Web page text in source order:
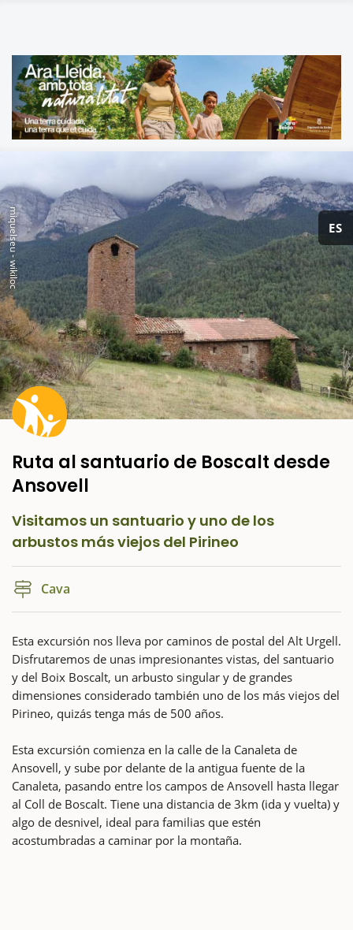
ES
Ruta al santuario de Boscalt desde
Ansovell
miquelseu - wikiloc
Visitamos un santuario y uno de los
arbustos más viejos del Pirineo
Cava
Esta excursión nos lleva por caminos de postal del Alt Urgell.
Disfrutaremos de unas impresionantes vistas, del santuario
y del Boix Boscalt, un arbusto singular y de grandes
dimensiones considerado también uno de los más viejos del
Pirineo, quizás tenga más de 500 años.
Esta excursión comienza en la calle de la Canaleta de
Ansovell, y sube por delante de la antigua fuente de la
Canaleta, pasando entre los campos de Ansovell hasta llegar
al Coll de Boscalt. Tiene una distancia de 3km (ida y vuelta) y
algo de desnivel, ideal para familias que estén
acostumbradas a caminar por la montaña.